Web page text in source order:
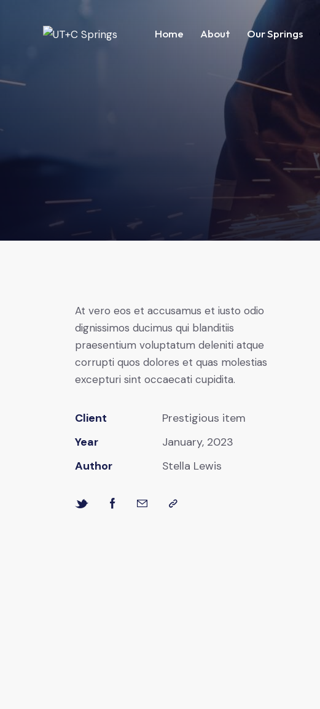
Home About Our Springs
At vero eos et accusamus et iusto odio
dignissimos ducimus qui blanditiis
praesentium voluptatum deleniti atque
corrupti quos dolores et quas molestias
excepturi sint occaecati cupidita.
Client
Prestigious item
Year
January, 2023
Author
Stella Lewis